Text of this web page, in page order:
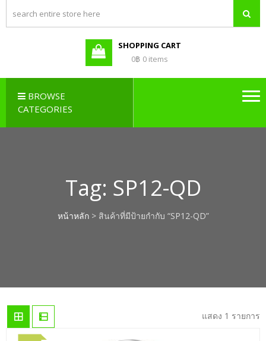
PBX LAO,
PABX LAO,
NETWORK
SHOPPING CART
0฿ 0 items
BROWSE
CATEGORIES
Tag: SP12-QD
หน้าหลัก> สินค้าที่มีป้ายกำกับ “SP12-QD”
แสดง 1 รายการ